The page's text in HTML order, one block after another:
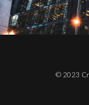
© 2023